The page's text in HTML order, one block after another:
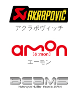
アクラポヴィッチ
エーモン